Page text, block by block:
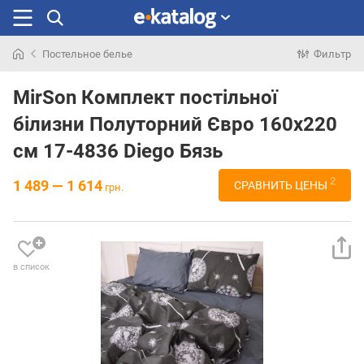
раньше
Постельное белье Фильтр
MirSon Комплект постільної
білизни Полуторний Євро 160х220
см 17-4836 Diego Бязь
1 489 — 1 614 грн. СРАВНИТЬ ЦЕНЫ 2
в список